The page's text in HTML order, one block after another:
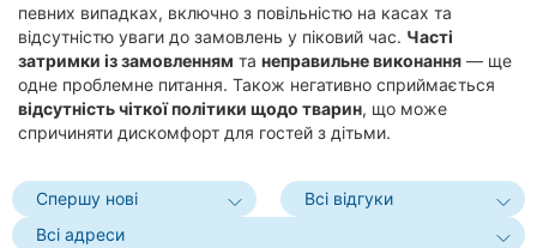
певних випадках, включно з повільністю на касах та
відсутністю уваги до замовлень у піковий час. Часті
затримки із замовленням та неправильне виконання — ще
одне проблемне питання. Також негативно сприймається
відсутність чіткої політики щодо тварин, що може
спричиняти дискомфорт для гостей з дітьми.
Спершу нові
Всі відгуки
Всі адреси